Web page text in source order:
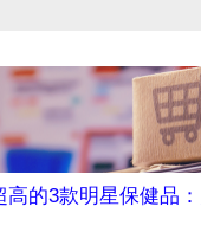
的3款明星保健品